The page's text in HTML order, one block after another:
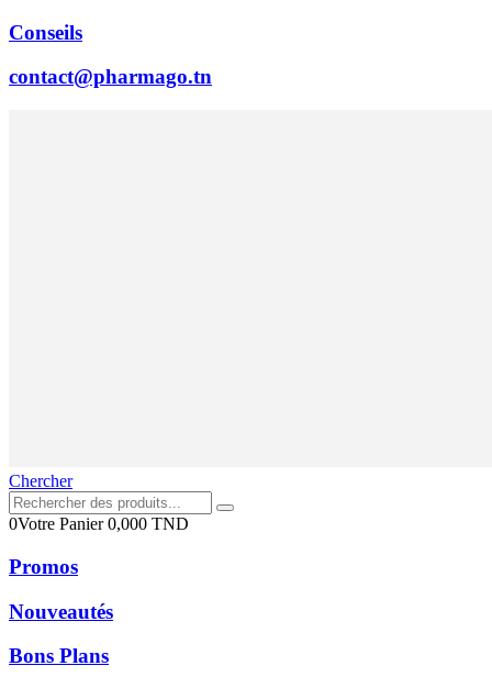
Conseils
contact@pharmago.tn
Chercher
0Votre Panier0,000 TND
Promos
Nouveautés
Bons Plans